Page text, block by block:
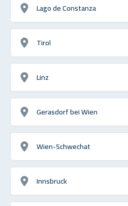
Lago de Constanza
Tirol
Linz
Gerasdorf bei Wien
Wien-Schwechat
Innsbruck